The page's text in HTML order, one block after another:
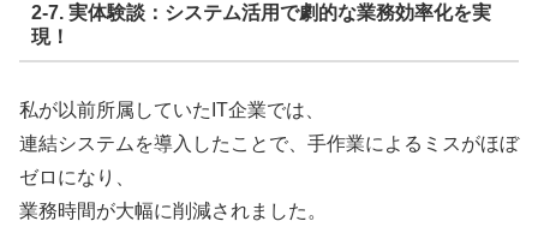
2-7. 実体験談：システム活用で劇的な業務効率化を実
現！
私が以前所属していたIT企業では、
連結システムを導入したことで、手作業によるミスがほぼ
ゼロになり、
業務時間が大幅に削減されました。